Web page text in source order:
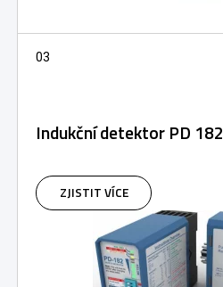
03
Indukční detektor PD 182
ZJISTIT VÍCE